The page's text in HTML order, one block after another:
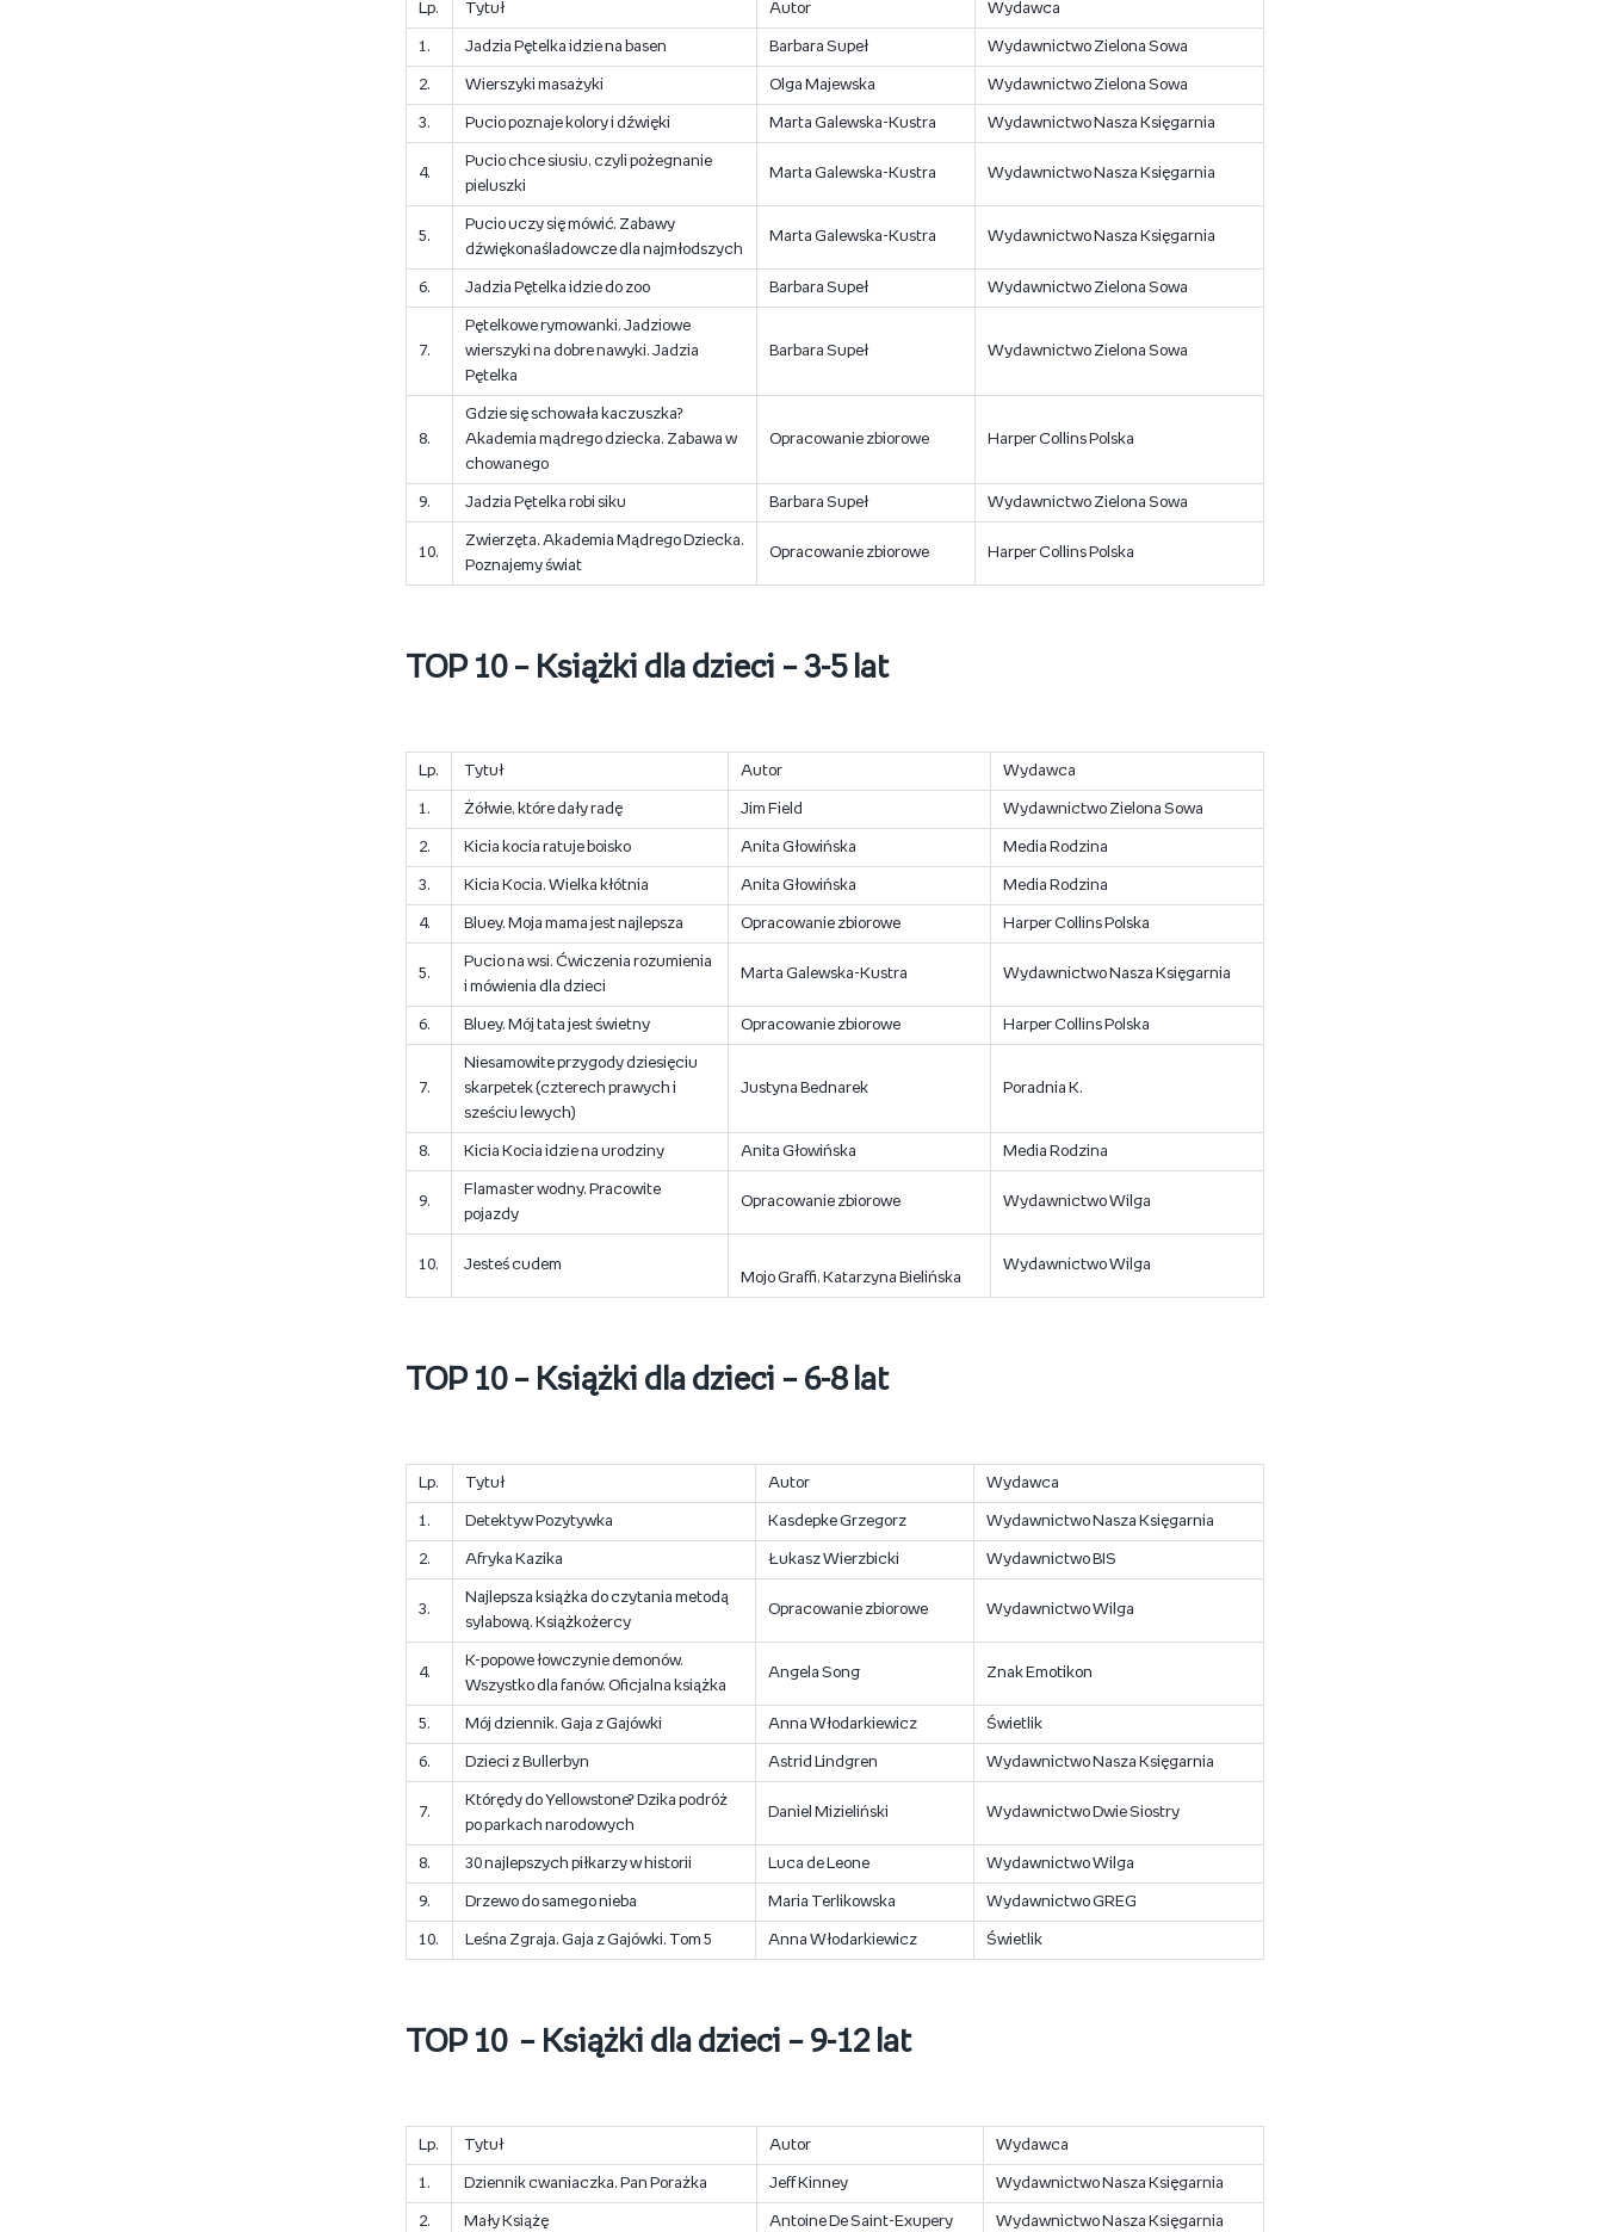
Lp. Tytuł Autor Wydawca
1. Jadzia Pętelka idzie na basen Barbara Supeł Wydawnictwo Zielona Sowa
2. Wierszyki masażyki Olga Majewska Wydawnictwo Zielona Sowa
3. Pucio poznaje kolory i dźwięki Marta Galewska-Kustra Wydawnictwo Nasza Księgarnia
4.
Pucio chce siusiu, czyli pożegnanie
pieluszki
Marta Galewska-Kustra Wydawnictwo Nasza Księgarnia
5.
Pucio uczy się mówić. Zabawy
dźwiękonaśladowcze dla najmłodszych
Marta Galewska-Kustra Wydawnictwo Nasza Księgarnia
6. Jadzia Pętelka idzie do zoo Barbara Supeł Wydawnictwo Zielona Sowa
7.
Pętelkowe rymowanki. Jadziowe
wierszyki na dobre nawyki. Jadzia
Pętelka
Barbara Supeł Wydawnictwo Zielona Sowa
8.
Gdzie się schowała kaczuszka?
Akademia mądrego dziecka. Zabawa w
chowanego
Opracowanie zbiorowe Harper Collins Polska
9. Jadzia Pętelka robi siku Barbara Supeł Wydawnictwo Zielona Sowa
10.
Zwierzęta. Akademia Mądrego Dziecka.
Poznajemy świat
Opracowanie zbiorowe Harper Collins Polska
TOP 10 – Książki dla dzieci – 3-5 lat
Lp. Tytuł Autor Wydawca
1. Żółwie, które dały radę Jim Field Wydawnictwo Zielona Sowa
2. Kicia kocia ratuje boisko Anita Głowińska Media Rodzina
3. Kicia Kocia. Wielka kłótnia Anita Głowińska Media Rodzina
4. Bluey. Moja mama jest najlepsza Opracowanie zbiorowe Harper Collins Polska
5.
Pucio na wsi. Ćwiczenia rozumienia
i mówienia dla dzieci
Marta Galewska-Kustra Wydawnictwo Nasza Księgarnia
6. Bluey. Mój tata jest świetny Opracowanie zbiorowe Harper Collins Polska
7.
Niesamowite przygody dziesięciu
skarpetek (czterech prawych i
sześciu lewych)
Justyna Bednarek Poradnia K.
8. Kicia Kocia idzie na urodziny Anita Głowińska Media Rodzina
9.
Flamaster wodny. Pracowite
pojazdy
Opracowanie zbiorowe Wydawnictwo Wilga
10.
Jesteś cudem
Mojo Graffi, Katarzyna Bielińska
Wydawnictwo Wilga
TOP 10 – Książki dla dzieci – 6-8 lat
Lp. Tytuł Autor Wydawca
1. Detektyw Pozytywka Kasdepke Grzegorz Wydawnictwo Nasza Księgarnia
2. Afryka Kazika Łukasz Wierzbicki Wydawnictwo BIS
3.
Najlepsza książka do czytania metodą
sylabową. Książkożercy
Opracowanie zbiorowe Wydawnictwo Wilga
4.
K-popowe łowczynie demonów.
Wszystko dla fanów. Oficjalna książka
Angela Song Znak Emotikon
5. Mój dziennik. Gaja z Gajówki Anna Włodarkiewicz Świetlik
6. Dzieci z Bullerbyn Astrid Lindgren Wydawnictwo Nasza Księgarnia
7.
Którędy do Yellowstone? Dzika podróż
po parkach narodowych
Daniel Mizieliński Wydawnictwo Dwie Siostry
8. 30 najlepszych piłkarzy w historii Luca de Leone Wydawnictwo Wilga
9. Drzewo do samego nieba Maria Terlikowska Wydawnictwo GREG
10. Leśna Zgraja. Gaja z Gajówki. Tom 5 Anna Włodarkiewicz Świetlik
TOP 10 – Książki dla dzieci – 9-12 lat
Lp. Tytuł Autor Wydawca
1. Dziennik cwaniaczka. Pan Porażka Jeff Kinney Wydawnictwo Nasza Księgarnia
2. Mały Książę Antoine De Saint-Exupery Wydawnictwo Nasza Księgarnia